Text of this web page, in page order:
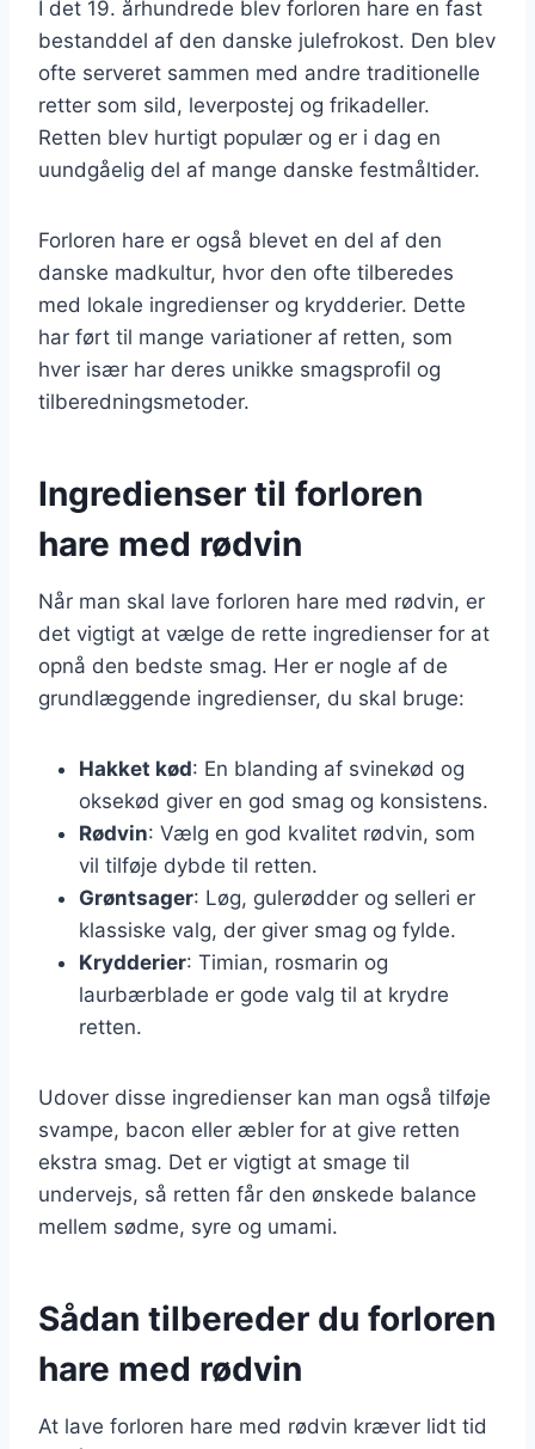
I det 19. århundrede blev forloren hare en fast
bestanddel af den danske julefrokost. Den blev
ofte serveret sammen med andre traditionelle
retter som sild, leverpostej og frikadeller.
Retten blev hurtigt populær og er i dag en
uundgåelig del af mange danske festmåltider.
Forloren hare er også blevet en del af den
danske madkultur, hvor den ofte tilberedes
med lokale ingredienser og krydderier. Dette
har ført til mange variationer af retten, som
hver især har deres unikke smagsprofil og
tilberedningsmetoder.
Ingredienser til forloren
hare med rødvin
Når man skal lave forloren hare med rødvin, er
det vigtigt at vælge de rette ingredienser for at
opnå den bedste smag. Her er nogle af de
grundlæggende ingredienser, du skal bruge:
Hakket kød: En blanding af svinekød og
oksekød giver en god smag og konsistens.
Rødvin: Vælg en god kvalitet rødvin, som
vil tilføje dybde til retten.
Grøntsager: Løg, gulerødder og selleri er
klassiske valg, der giver smag og fylde.
Krydderier: Timian, rosmarin og
laurbærblade er gode valg til at krydre
retten.
Udover disse ingredienser kan man også tilføje
svampe, bacon eller æbler for at give retten
ekstra smag. Det er vigtigt at smage til
undervejs, så retten får den ønskede balance
mellem sødme, syre og umami.
Sådan tilbereder du forloren
hare med rødvin
At lave forloren hare med rødvin kræver lidt tid